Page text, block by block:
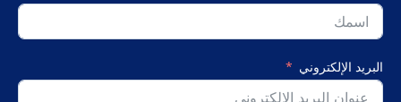
البريد الإلكتروني